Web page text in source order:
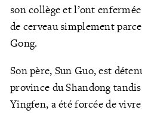
son collège et l’ont
de cerveau simplement
Gong.
Son père, Sun Guo, est
province du Shandong
Yingfen, a été forcée de